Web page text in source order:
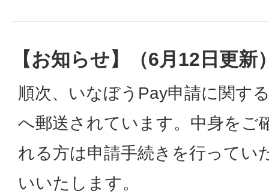
【お知らせ】（6月12日更新
順次、いなぼうPay申請に関す
へ郵送されています。中身をご
れる方は申請手続きを行ってい
いいたします。